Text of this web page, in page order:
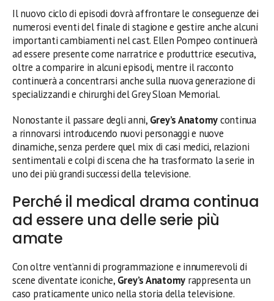
Il nuovo ciclo di episodi dovrà affrontare le conseguenze dei
numerosi eventi del finale di stagione e gestire anche alcuni
importanti cambiamenti nel cast. Ellen Pompeo continuerà
ad essere presente come narratrice e produttrice esecutiva,
oltre a comparire in alcuni episodi, mentre il racconto
continuerà a concentrarsi anche sulla nuova generazione di
specializzandi e chirurghi del Grey Sloan Memorial.
Nonostante il passare degli anni, Grey’s Anatomycontinua
a rinnovarsi introducendo nuovi personaggi e nuove
dinamiche, senza perdere quel mix di casi medici, relazioni
sentimentali e colpi di scena che ha trasformato la serie in
uno dei più grandi successi della televisione.
Perché il medical drama continua
ad essere una delle serie più
amate
Con oltre vent’anni di programmazione e innumerevoli di
scene diventate iconiche, Grey’s Anatomy rappresenta un
caso praticamente unico nella storia della televisione.